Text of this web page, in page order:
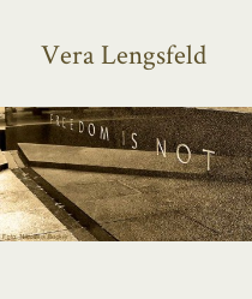
Vera Lengsfeld